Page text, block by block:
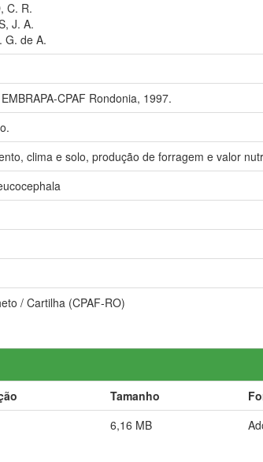
C. R.
J. A.
G. de A.
CPAF Rondonia, 1997.
clima e solo, produção de forragem e valor
/ Cartilha (CPAF-RO)
Tamanho
6,16 MB